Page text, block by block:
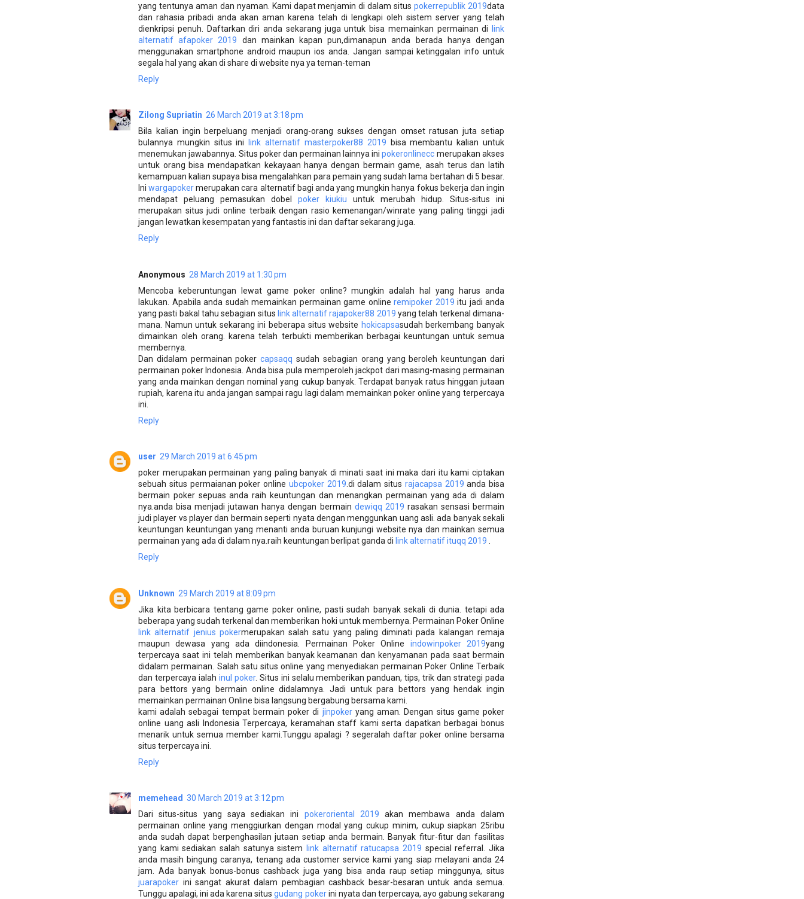
yang tentunya aman dan nyaman. Kami dapat menjamin di dalam situspokerrepublik 2019data
dan rahasia pribadi anda akan aman karena telah di lengkapi oleh sistem server yang telah
dienkripsi penuh. Daftarkan diri anda sekarang juga untuk bisa memainkan permainan di
link
alternatif afapoker 2019 dan mainkan kapan pun,dimanapun anda berada hanya dengan
menggunakan smartphone android maupun ios anda. Jangan sampai ketinggalan info untuk
segala hal yang akan di share di website nya ya teman-teman
Reply
Zilong Supriatin 26 March 2019 at 3:18 pm
Bila kalian ingin berpeluang menjadi orang-orang sukses dengan omset ratusan juta setiap
bulannya mungkin situs ini
link alternatif masterpoker88 2019 bisa membantu kalian untuk
menemukan jawabannya. Situs poker dan permainan lainnya inipokeronlinecc merupakan akses
untuk orang bisa mendapatkan kekayaan hanya dengan bermain game, asah terus dan latih
kemampuan kalian supaya bisa mengalahkan para pemain yang sudah lama bertahan di 5 besar.
Iniwargapokermerupakan cara alternatif bagi anda yang mungkin hanya fokus bekerja dan ingin
mendapat peluang pemasukan dobel poker kiukiu untuk merubah hidup. Situs-situs ini
merupakan situs judi online terbaik dengan rasio kemenangan/winrate yang paling tinggi jadi
jangan lewatkan kesempatan yang fantastis ini dan daftar sekarang juga.
Reply
Anonymous 28 March 2019 at 1:30 pm
Mencoba keberuntungan lewat game poker online? mungkin adalah hal yang harus anda
lakukan. Apabila anda sudah memainkan permainan game online remipoker 2019 itu jadi anda
yang pasti bakal tahu sebagian situs link alternatif rajapoker88 2019 yang telah terkenal dimana-
mana. Namun untuk sekarang ini beberapa situs website hokicapsasudah berkembang banyak
dimainkan oleh orang. karena telah terbukti memberikan berbagai keuntungan untuk semua
membernya.
Dan didalam permainan pokercapsaqq sudah sebagian orang yang beroleh keuntungan dari
permainan poker Indonesia. Anda bisa pula memperoleh jackpot dari masing-masing permainan
yang anda mainkan dengan nominal yang cukup banyak. Terdapat banyak ratus hinggan jutaan
rupiah, karena itu anda jangan sampai ragu lagi dalam memainkan poker online yang terpercaya
ini.
Reply
user 29 March 2019 at 6:45 pm
poker merupakan permainan yang paling banyak di minati saat ini maka dari itu kami ciptakan
sebuah situs permaianan poker online ubcpoker 2019.di dalam situs rajacapsa 2019 anda bisa
bermain poker sepuas anda raih keuntungan dan menangkan permainan yang ada di dalam
nya.anda bisa menjadi jutawan hanya dengan bermain dewiqq 2019 rasakan sensasi bermain
judi player vs player dan bermain seperti nyata dengan menggunkan uang asli. ada banyak sekali
keuntungan keuntungan yang menanti anda buruan kunjungi website nya dan mainkan semua
permainan yang ada di dalam nya.raih keuntungan berlipat ganda di link alternatif ituqq 2019 .
Reply
Unknown 29 March 2019 at 8:09 pm
Jika kita berbicara tentang game poker online, pasti sudah banyak sekali di dunia. tetapi ada
beberapa yang sudah terkenal dan memberikan hoki untuk membernya. Permainan Poker Online
link alternatif jenius pokermerupakan salah satu yang paling diminati pada kalangan remaja
maupun dewasa yang ada diindonesia. Permainan Poker Online indowinpoker 2019yang
terpercaya saat ini telah memberikan banyak keamanan dan kenyamanan pada saat bermain
didalam permainan. Salah satu situs online yang menyediakan permainan Poker Online Terbaik
dan terpercaya ialah inul poker. Situs ini selalu memberikan panduan, tips, trik dan strategi pada
para bettors yang bermain online didalamnya. Jadi untuk para bettors yang hendak ingin
memainkan permainan Online bisa langsung bergabung bersama kami.
kami adalah sebagai tempat bermain poker di jinpokeryang aman. Dengan situs game poker
online uang asli Indonesia Terpercaya, keramahan staff kami serta dapatkan berbagai bonus
menarik untuk semua member kami.Tunggu apalagi ? segeralah daftar poker online bersama
situs terpercaya ini.
Reply
memehead 30 March 2019 at 3:12 pm
Dari situs-situs yang saya sediakan ini pokeroriental 2019 akan membawa anda dalam
permainan online yang menggiurkan dengan modal yang cukup minim, cukup siapkan 25ribu
anda sudah dapat berpenghasilan jutaan setiap anda bermain. Banyak fitur-fitur dan fasilitas
yang kami sediakan salah satunya sistem
link alternatif ratucapsa 2019 special referral. Jika
anda masih bingung caranya, tenang ada customer service kami yang siap melayani anda 24
jam. Ada banyak bonus-bonus cashback juga yang bisa anda raup setiap minggunya, situs
juarapoker ini sangat akurat dalam pembagian cashback besar-besaran untuk anda semua.
Tunggu apalagi, ini ada karena situsgudang pokerini nyata dan terpercaya, ayo gabung sekarang